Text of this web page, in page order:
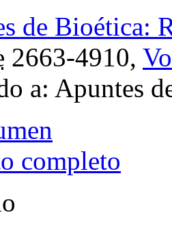
de Bioética:
2663-4910,
a: Apuntes
completo